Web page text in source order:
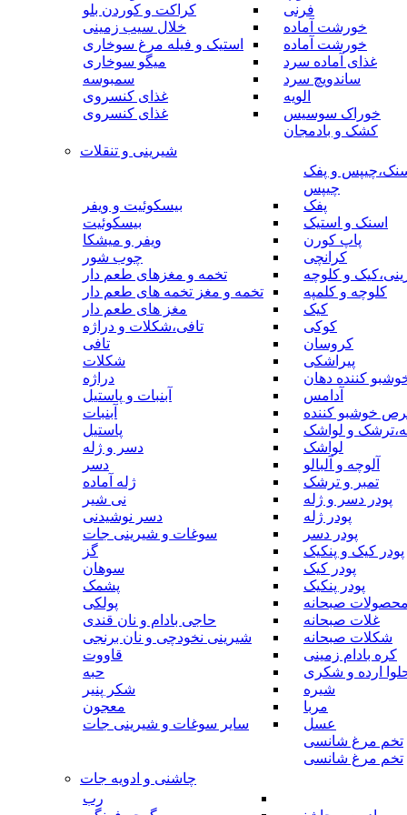
فرنی
خورشت آماده
خورشت آماده
غذای آماده سرد
ساندویچ سرد
الویه
خوراک سوسیس
کشک و بادمجان
کراکت و کوردن بلو
خلال سیب زمینی
استیک و فیله مرغ سوخاری
میگو سوخاری
سمبوسه
غذای کنسروی
غذای کنسروی
شیرینی و تنقلات
و پفک
چیپس
پفک
اسنک و استیک
پاپ کورن
کرانچی
و کلوچه
کلوچه و کلمپه
کیک
کوکی
کروسان
پیراشکی
کننده دهان
آدامس
خوشبو کننده
و لواشک
لواشک
آلوچه و آلبالو
تمبر و ترشک
پودر دسر و ژله
پودر ژله
پودر دسر
پودر کیک و پنکیک
پودر کیک
پودر پنکیک
محصولات صبحانه
غلات صبحانه
شکلات صبحانه
کره بادام زمینی
ارده و شکری
شیره
مربا
عسل
تخم مرغ شانسی
تخم مرغ شانسی
بیسکوئیت و ویفر
بیسکوئیت
ویفر و میشکا
چوب شور
تخمه و مغزهای طعم دار
تخمه و مغز تخمه های طعم دار
مغز های طعم دار
تافی،شکلات و دراژه
تافی
شکلات
دراژه
آبنبات و پاستیل
آبنبات
پاستیل
دسر و ژله
دسر
ژله آماده
نی شیر
دسر نوشیدنی
سوغات و شیرینی جات
گز
سوهان
پشمک
پولکی
حاجی بادام و نان قندی
شیرینی نخودچی و نان برنجی
قاووت
حبه
شکر پنیر
معجون
سایر سوغات و شیرینی جات
چاشنی و ادویه جات
رب